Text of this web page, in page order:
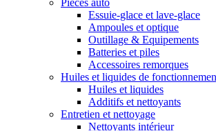
Pièces auto
Essuie-glace et lave-glace
Ampoules et optique
Outillage & Equipements
Batteries et piles
Accessoires remorques
Huiles et liquides de
Huiles et liquides
Additifs et nettoyants
Entretien et nettoyage
Nettoyants intérieur